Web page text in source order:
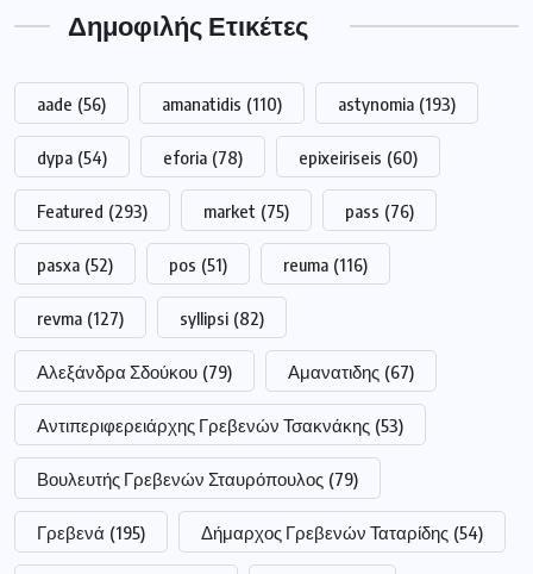
Δημοφιλής Ετικέτες
aade (56) amanatidis (110) astynomia (193)
dypa (54) eforia (78) epixeiriseis (60)
Featured (293) market (75) pass (76)
pasxa (52) pos (51) reuma (116)
revma (127) syllipsi (82)
Αλεξάνδρα Σδούκου (79) Αμανατιδης (67)
Αντιπεριφερειάρχης Γρεβενών Τσακνάκης (53)
Βουλευτής Γρεβενών Σταυρόπουλος (79)
Γρεβενά (195) Δήμαρχος Γρεβενών Ταταρίδης (54)